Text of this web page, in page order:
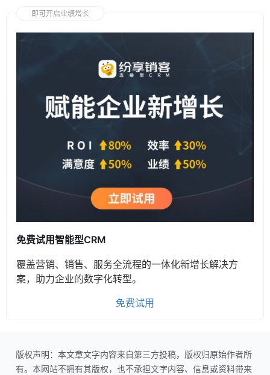
即可开启业绩增长
免费试用智能型CRM
覆盖营销、销售、服务全流程的一体化新增长解决方
案，助力企业的数字化转型。
免费试用
版权声明：本文章文字内容来自第三方投稿，版权归原始作者所
有。本网站不拥有其版权，也不承担文字内容、信息或资料带来